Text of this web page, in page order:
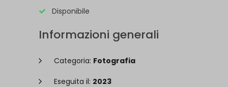
Disponibile
Informazioni generali
Categoria: Fotografia
Eseguita il: 2023